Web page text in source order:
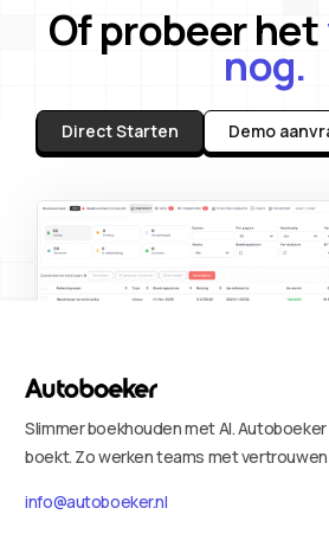
Of probeer het
nog.
Direct Starten Demo
Slimmer boekhouden met AI.
boekt. Zo werken teams met vertrouwen
info@autoboeker.nl